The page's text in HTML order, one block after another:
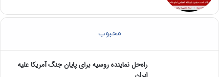
محبوب
راه‌حل نماینده روسیه برای پایان جنگ آمریکا علیه